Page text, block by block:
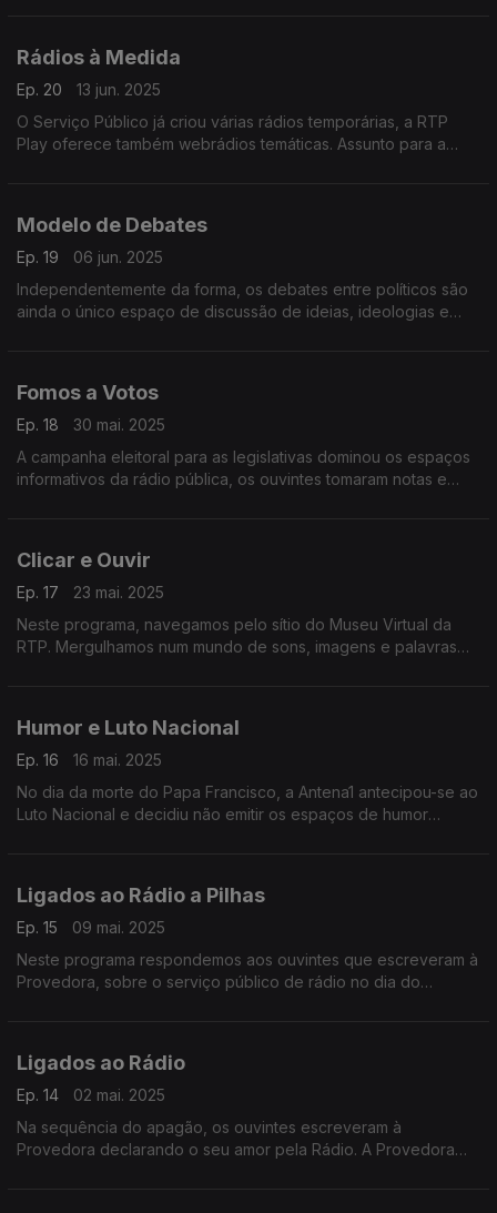
Rádios à Medida
Ep. 20
13 jun. 2025
O Serviço Público já criou várias rádios temporárias, a RTP
Play oferece também webrádios temáticas. Assunto para a
Modelo de Debates
Ep. 19
06 jun. 2025
Independentemente da forma, os debates entre políticos são
ainda o único espaço de discussão de ideias, ideologias e
Fomos a Votos
Ep. 18
30 mai. 2025
A campanha eleitoral para as legislativas dominou os espaços
informativos da rádio pública, os ouvintes tomaram notas e
Clicar e Ouvir
Ep. 17
23 mai. 2025
Neste programa, navegamos pelo sítio do Museu Virtual da
RTP. Mergulhamos num mundo de sons, imagens e palavras
Humor e Luto Nacional
Ep. 16
16 mai. 2025
No dia da morte do Papa Francisco, a Antena1 antecipou-se ao
Luto Nacional e decidiu não emitir os espaços de humor
Ligados ao Rádio a Pilhas
Ep. 15
09 mai. 2025
Neste programa respondemos aos ouvintes que escreveram à
Provedora, sobre o serviço público de rádio no dia do
Ligados ao Rádio
Ep. 14
02 mai. 2025
Na sequência do apagão, os ouvintes escreveram à
Provedora declarando o seu amor pela Rádio. A Provedora